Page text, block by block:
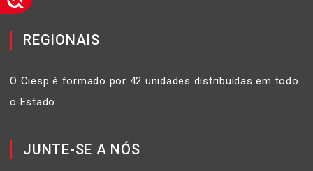
REGIONAIS
O Ciesp é formado por 42 unidades distribuídas em todo
o Estado
JUNTE-SE A NÓS